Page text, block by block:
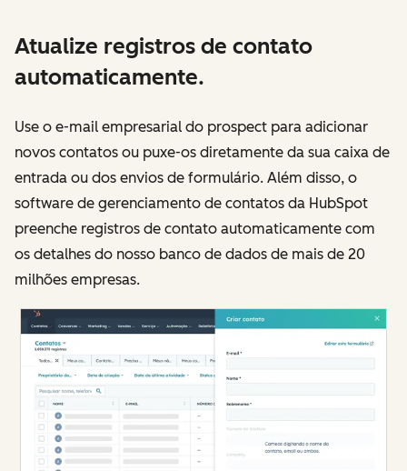
Atualize registros de contato
automaticamente.
Use o e-mail empresarial do prospect para adicionar
novos contatos ou puxe-os diretamente da sua caixa de
entrada ou dos envios de formulário. Além disso, o
software de gerenciamento de contatos da HubSpot
preenche registros de contato automaticamente com
os detalhes do nosso banco de dados de mais de 20
milhões empresas.